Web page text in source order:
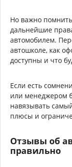
Но важно
дальнейшие
автомобилем.
автошколе, как
доступны и что
Если есть
или менеджером
навязывать
плюсы и
Отзывы об
правильно